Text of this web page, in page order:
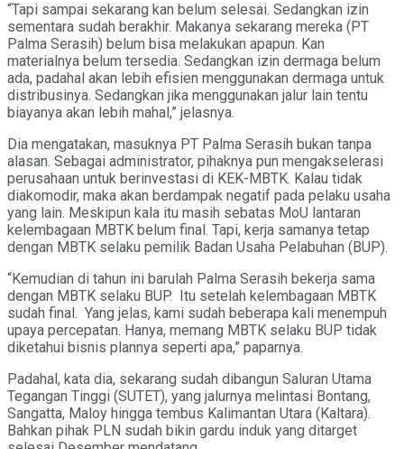
“Tapi sampai sekarang kan belum selesai. Sedangkan izin
sementara sudah berakhir. Makanya sekarang mereka (PT
Palma Serasih) belum bisa melakukan apapun. Kan
materialnya belum tersedia. Sedangkan izin dermaga belum
ada, padahal akan lebih efisien menggunakan dermaga untuk
distribusinya. Sedangkan jika menggunakan jalur lain tentu
biayanya akan lebih mahal,” jelasnya.
Dia mengatakan, masuknya PT Palma Serasih bukan tanpa
alasan. Sebagai administrator, pihaknya pun mengakselerasi
perusahaan untuk berinvestasi di KEK-MBTK. Kalau tidak
diakomodir, maka akan berdampak negatif pada pelaku usaha
yang lain. Meskipun kala itu masih sebatas MoU lantaran
kelembagaan MBTK belum final. Tapi, kerja samanya tetap
dengan MBTK selaku pemilik Badan Usaha Pelabuhan (BUP).
“Kemudian di tahun ini barulah Palma Serasih bekerja sama
dengan MBTK selaku BUP. Itu setelah kelembagaan MBTK
sudah final. Yang jelas, kami sudah beberapa kali menempuh
upaya percepatan. Hanya, memang MBTK selaku BUP tidak
diketahui bisnis plannya seperti apa,” paparnya.
Padahal, kata dia, sekarang sudah dibangun Saluran Utama
Tegangan Tinggi (SUTET), yang jalurnya melintasi Bontang,
Sangatta, Maloy hingga tembus Kalimantan Utara (Kaltara).
Bahkan pihak PLN sudah bikin gardu induk yang ditarget